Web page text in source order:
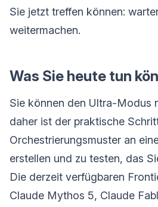
Sie jetzt treffen können:
weitermachen.
Was Sie heute tun
Sie können den Ultra-Modus
daher ist der praktische
Orchestrierungsmuster an
erstellen und zu testen, das
Die derzeit verfügbaren
Claude Mythos 5, Claude